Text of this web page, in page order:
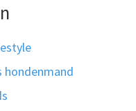
hondenmand